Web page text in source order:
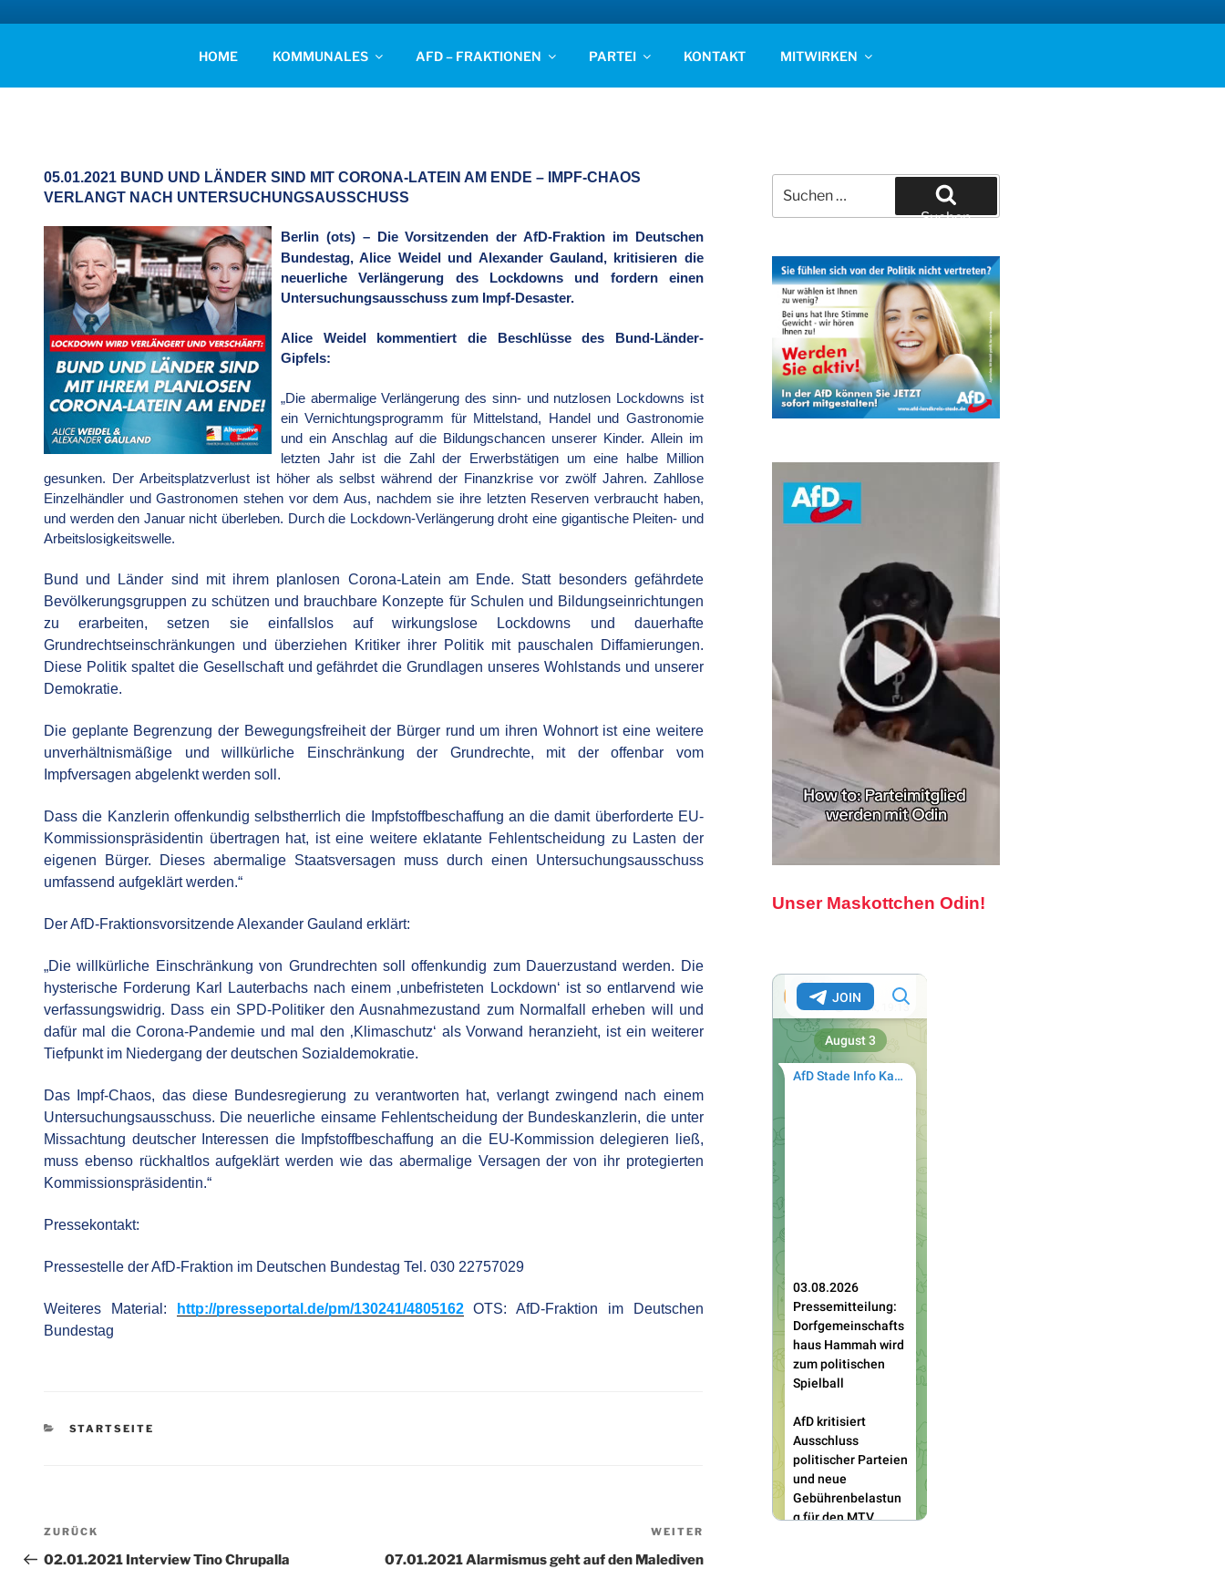
AFD KREISVERBAND STADE
Unsere Politik für Deutschland!
HOME KOMMUNALES AFD – FRAKTIONEN PARTEI KONTAKT MITWIRKEN
05.01.2021 BUND UND LÄNDER SIND MIT CORONA-LATEIN AM ENDE – IMPF-CHAOS
VERLANGT NACH UNTERSUCHUNGSAUSSCHUSS
Berlin (ots) – Die Vorsitzenden der AfD-Fraktion im Deutschen
Bundestag, Alice Weidel und Alexander Gauland, kritisieren die
neuerliche Verlängerung des Lockdowns und fordern einen
Untersuchungsausschuss zum Impf-Desaster.
Alice Weidel kommentiert die Beschlüsse des Bund-Länder-
Gipfels:
„Die abermalige Verlängerung des sinn- und nutzlosen Lockdowns ist
ein Vernichtungsprogramm für Mittelstand, Handel und Gastronomie
und ein Anschlag auf die Bildungschancen unserer Kinder. Allein im
letzten Jahr ist die Zahl der Erwerbstätigen um eine halbe Million
gesunken. Der Arbeitsplatzverlust ist höher als selbst während der Finanzkrise vor zwölf Jahren. Zahllose
Einzelhändler und Gastronomen stehen vor dem Aus, nachdem sie ihre letzten Reserven verbraucht haben,
und werden den Januar nicht überleben. Durch die Lockdown-Verlängerung droht eine gigantische Pleiten- und
Arbeitslosigkeitswelle.
Bund und Länder sind mit ihrem planlosen Corona-Latein am Ende. Statt besonders gefährdete
Bevölkerungsgruppen zu schützen und brauchbare Konzepte für Schulen und Bildungseinrichtungen
zu erarbeiten, setzen sie einfallslos auf wirkungslose Lockdowns und dauerhafte
Grundrechtseinschränkungen und überziehen Kritiker ihrer Politik mit pauschalen Diffamierungen.
Diese Politik spaltet die Gesellschaft und gefährdet die Grundlagen unseres Wohlstands und unserer
Demokratie.
Die geplante Begrenzung der Bewegungsfreiheit der Bürger rund um ihren Wohnort ist eine weitere
unverhältnismäßige und willkürliche Einschränkung der Grundrechte, mit der offenbar vom
Impfversagen abgelenkt werden soll.
Dass die Kanzlerin offenkundig selbstherrlich die Impfstoffbeschaffung an die damit überforderte EU-
Kommissionspräsidentin übertragen hat, ist eine weitere eklatante Fehlentscheidung zu Lasten der
eigenen Bürger. Dieses abermalige Staatsversagen muss durch einen Untersuchungsausschuss
umfassend aufgeklärt werden.“
Der AfD-Fraktionsvorsitzende Alexander Gauland erklärt:
„Die willkürliche Einschränkung von Grundrechten soll offenkundig zum Dauerzustand werden. Die
hysterische Forderung Karl Lauterbachs nach einem ‚unbefristeten Lockdown‘ ist so entlarvend wie
verfassungswidrig. Dass ein SPD-Politiker den Ausnahmezustand zum Normalfall erheben will und
dafür mal die Corona-Pandemie und mal den ‚Klimaschutz‘ als Vorwand heranzieht, ist ein weiterer
Tiefpunkt im Niedergang der deutschen Sozialdemokratie.
Das Impf-Chaos, das diese Bundesregierung zu verantworten hat, verlangt zwingend nach einem
Untersuchungsausschuss. Die neuerliche einsame Fehlentscheidung der Bundeskanzlerin, die unter
Missachtung deutscher Interessen die Impfstoffbeschaffung an die EU-Kommission delegieren ließ,
muss ebenso rückhaltlos aufgeklärt werden wie das abermalige Versagen der von ihr protegierten
Kommissionspräsidentin.“
Pressekontakt:
Pressestelle der AfD-Fraktion im Deutschen Bundestag Tel. 030 22757029
Weiteres Material: http://presseportal.de/pm/130241/4805162OTS: AfD-Fraktion im Deutschen
Bundestag
KATEGORIEN
STARTSEITE
Beitragsnavigation
Vorheriger
Beitrag
ZURÜCK
02.01.2021 Interview Tino Chrupalla
Beitrag
WEITER
07.01.2021 Alarmismus geht auf den Malediven
nach:
Suchen
Unser Maskottchen Odin!